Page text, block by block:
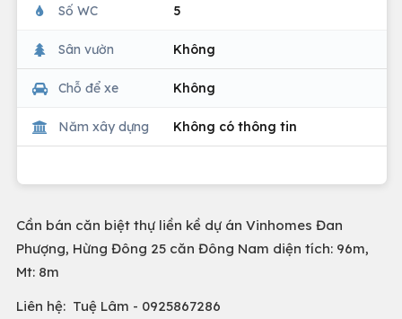
Số WC 5
Sân vườn Không
Chỗ để xe Không
Năm xây dựng Không có thông tin
Cần bán căn biệt thự liền kề dự án Vinhomes Đan
Phượng, Hừng Đông 25 căn Đông Nam diện tích: 96m,
Mt: 8m
Liên hệ: Tuệ Lâm - 0925867286